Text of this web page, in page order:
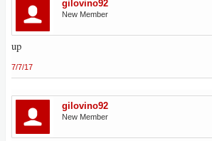
gilovino92
New Member
up
7/7/17
gilovino92
New Member